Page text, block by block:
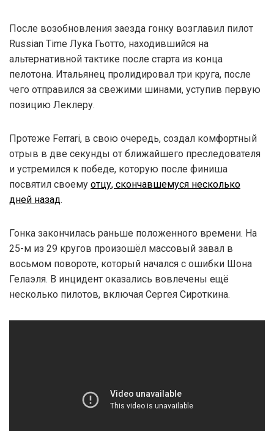
После возобновления заезда гонку возглавил пилот
Russian Time Лука Гьотто, находившийся на
альтернативной тактике после старта из конца
пелотона. Итальянец пролидировал три круга, после
чего отправился за свежими шинами, уступив первую
позицию Леклеру.
Протеже Ferrari, в свою очередь, создал комфортный
отрыв в две секунды от ближайшего преследователя
и устремился к победе, которую после финиша
посвятил своему отцу, скончавшемуся несколько
дней назад.
Гонка закончилась раньше положенного времени. На
25-м из 29 кругов произошёл массовый завал в
восьмом повороте, который начался с ошибки Шона
Гелаэля. В инцидент оказались вовлечены ещё
несколько пилотов, включая Сергея Сироткина.